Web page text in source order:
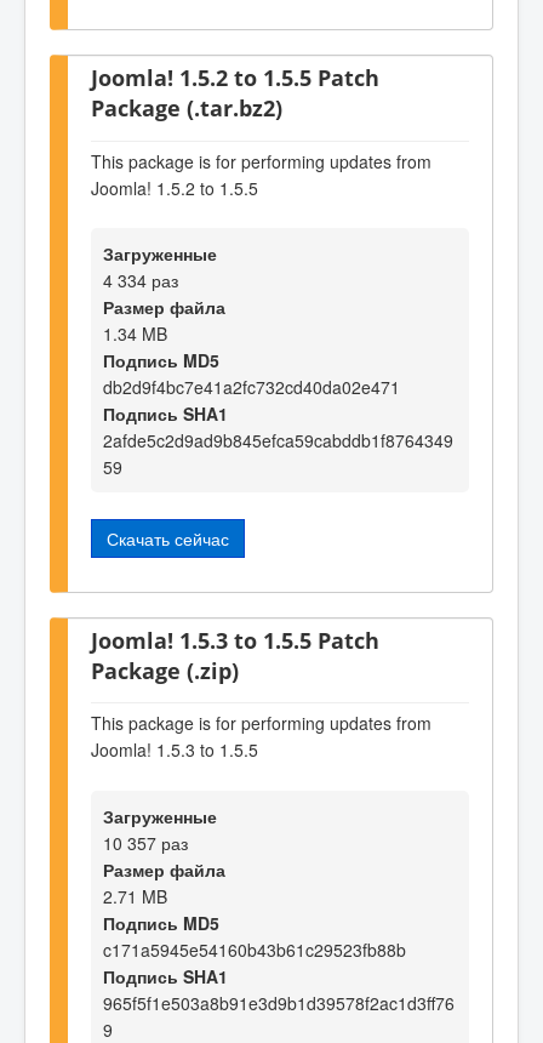
Joomla! 1.5.2 to 1.5.5 Patch
Package (.tar.bz2)
This package is for performing updates from
Joomla! 1.5.2 to 1.5.5
Загруженные
4 334 раз
Размер файла
1.34 MB
Подпись MD5
db2d9f4bc7e41a2fc732cd40da02e471
Подпись SHA1
2afde5c2d9ad9b845efca59cabddb1f8764349
59
Скачать сейчас
Joomla! 1.5.3 to 1.5.5 Patch
Package (.zip)
This package is for performing updates from
Joomla! 1.5.3 to 1.5.5
Загруженные
10 357 раз
Размер файла
2.71 MB
Подпись MD5
c171a5945e54160b43b61c29523fb88b
Подпись SHA1
965f5f1e503a8b91e3d9b1d39578f2ac1d3ff76
9